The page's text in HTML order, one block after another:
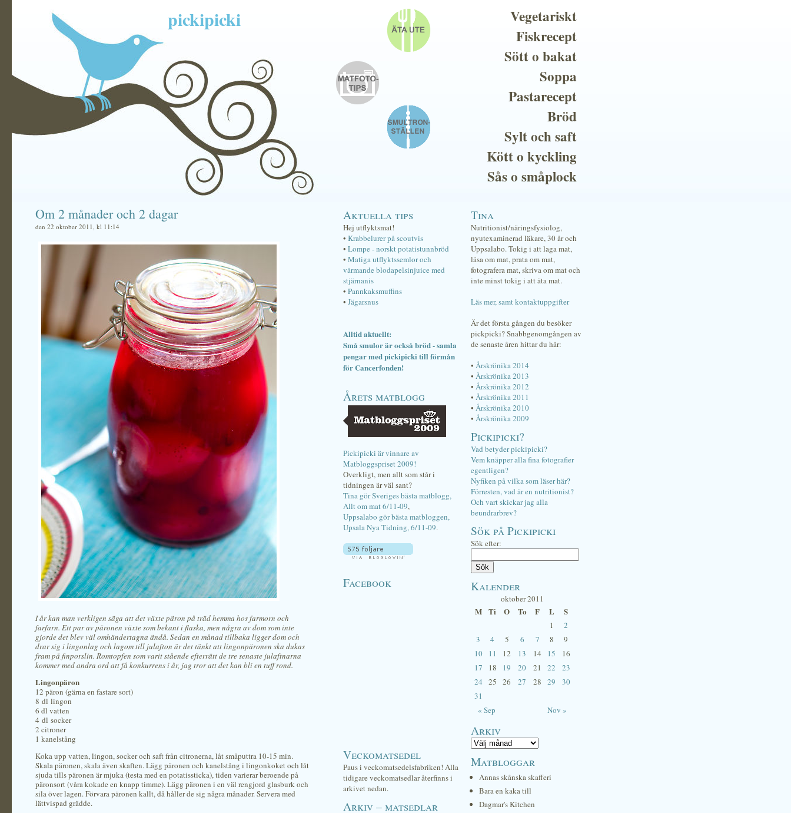
pickipicki
Vegetariskt
Fiskrecept
Sött o bakat
Soppa
Pastarecept
Bröd
Sylt och saft
Kött o kyckling
Sås o småplock
Om 2 månader och 2 dagar
den 22 oktober 2011, kl 11:14
I år kan man verkligen säga att det växte päron på träd hemma hos farmorn och
farfarn. Ett par av päronen växte som bekant i flaska, men några av dom som inte
gjorde det blev väl omhändertagna ändå. Sedan en månad tillbaka ligger dom och
drar sig i lingonlag och lagom till julafton är det tänkt att lingonpäronen ska dukas
fram på finporslin. Romtopfen som varit stående efterrätt de tre senaste julaftnarna
kommer med andra ord att få konkurrens i år, jag tror att det kan bli en tuff rond.
Lingonpäron
12 päron (gärna en fastare sort)
8 dl lingon
6 dl vatten
4 dl socker
2 citroner
1 kanelstång
Koka upp vatten, lingon, socker och saft från citronerna, låt småputtra 10-15 min.
Skala päronen, skala även skaften. Lägg päronen och kanelstång i lingonkoket och låt
sjuda tills päronen är mjuka (testa med en potatissticka), tiden varierar beroende på
päronsort (våra kokade en knapp timme). Lägg päronen i en väl rengjord glasburk och
sila över lagen. Förvara päronen kallt, då håller de sig några månader. Servera med
lättvispad grädde.
Aktuella tips
Hej utflyktsmat!
• Krabbelurer på scoutvis
• Lompe - norskt potatistunnbröd
• Matiga utflyktssemlor och
värmande blodapelsinjuice med
stjärnanis
• Pannkaksmuffins
• Jägarsnus
Alltid aktuellt:
Små smulor är också bröd - samla
pengar med pickipicki till förmån
för Cancerfonden!
Årets matblogg
Pickipicki är vinnare av
Matbloggspriset 2009!
Overkligt, men allt som står i
tidningen är väl sant?
Tina gör Sveriges bästa matblogg,
Allt om mat 6/11-09,
Uppsalabo gör bästa matbloggen,
Upsala Nya Tidning, 6/11-09.
Facebook
Veckomatsedel
Paus i veckomatsedelsfabriken! Alla
tidigare veckomatsedlar återfinns i
arkivet nedan.
Arkiv – matsedlar
Tina
Nutritionist/näringsfysiolog,
nyutexaminerad läkare, 30 år och
Uppsalabo. Tokig i att laga mat,
läsa om mat, prata om mat,
fotografera mat, skriva om mat och
inte minst tokig i att äta mat.
Läs mer, samt kontaktuppgifter
Är det första gången du besöker
pickpicki? Snabbgenomgången av
de senaste åren hittar du här:
• Årskrönika 2014
• Årskrönika 2013
• Årskrönika 2012
• Årskrönika 2011
• Årskrönika 2010
• Årskrönika 2009
Pickipicki?
Vad betyder pickipicki?
Vem knäpper alla fina fotografier
egentligen?
Nyfiken på vilka som läser här?
Förresten, vad är en nutritionist?
Och vart skickar jag alla
beundrarbrev?
Sök på Pickipicki
Sök efter:
Kalender
oktober 2011
M Ti O To F L S
« Sep Nov »
1
2
3
4 5 6 7 8
9
10
11 12 13 14 15
16
17
18 19 20 21 22
23
24
25 26 27 28 29
30
31
Arkiv
Matbloggar
Annas skånska skafferi
Bara en kaka till
Dagmar's Kitchen